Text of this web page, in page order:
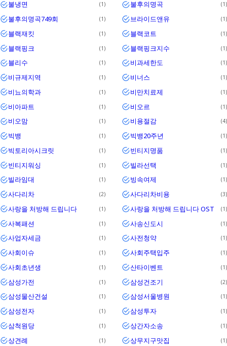
불냉면 1 불후의명곡 1
불후의명곡749회 1 브라이드앤유 1
블랙재킷 1 블랙코트 1
블랙핑크 1 블랙핑크지수 1
블리수 1 비과세한도 1
비규제지역 1 비너스 1
비뇨의학과 1 비만치료제 1
비아파트 1 비오르 1
비오맘 1 비용절감 4
빅뱅 1 빅뱅20주년 1
빅토리아시크릿 1 빈티지명품 1
빈티지워싱 1 빌라선택 1
빌라임대 1 빙속여제 1
사다리차 2 사다리차비용 3
사랑을 처방해 드립니다 1 사랑을 처방해 드립니다 OST 1
사복패션 1 사송신도시 1
사업자세금 1 사전청약 1
사회이슈 1 사회주택입주 1
사회초년생 1 산타이벤트 1
삼성가전 1 삼성건조기 2
삼성물산건설 1 삼성서울병원 1
삼성전자 1 삼성투자 1
삼척원당 1 상간자소송 1
상견례 1 상무지구맛집 1